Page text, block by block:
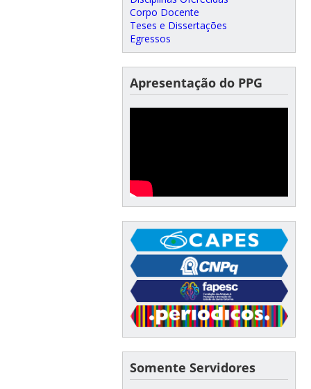
Corpo Docente
Teses e Dissertações
Egressos
Apresentação do PPG
Somente Servidores